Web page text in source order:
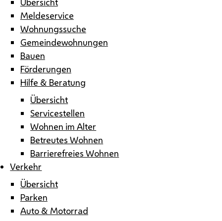
Meldeservice
Wohnungssuche
Gemeindewohnungen
Bauen
Förderungen
Hilfe & Beratung
Übersicht
Servicestellen
Wohnen im Alter
Betreutes Wohnen
Barrierefreies Wohnen
Verkehr
Übersicht
Parken
Auto & Motorrad